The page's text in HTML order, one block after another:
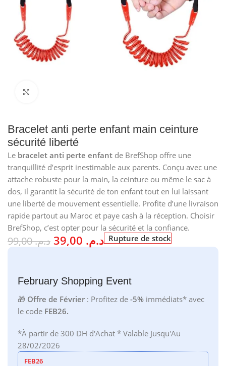
Bracelet anti perte enfant main ceinture
sécurité liberté
Le bracelet anti perte enfant de BrefShop offre une
tranquillité d’esprit inestimable aux parents. Conçu avec une
attache robuste pour la main, la ceinture ou même le sac à
dos, il garantit la sécurité de ton enfant tout en lui laissant
une liberté de mouvement essentielle. Profite d’une livraison
rapide partout au Maroc et paye cash à la réception. Choisir
BrefShop, c’est opter pour la sécurité et la confiance.
د.م.99,00 د.م. Rupture de stock
February Shopping Event
🎁 Offre de Février : Profitez de -5% immédiats* avec
le code FEB26.
*À partir de 300 DH d'Achat * Valable Jusqu'Au
28/02/2026
FEB26